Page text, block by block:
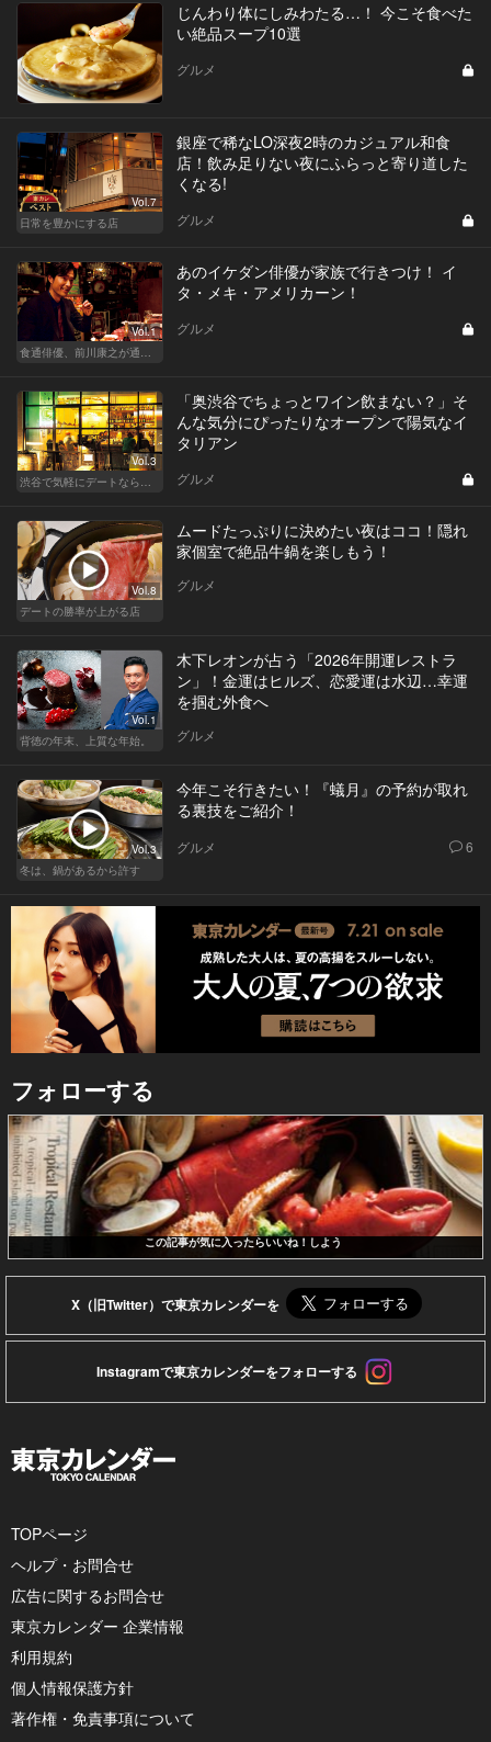
じんわり体にしみわたる…！ 今こそ食べた
い絶品スープ10選
グルメ
Vol.7
日常を豊かにする店
銀座で稀なLO深夜2時のカジュアル和食
店！飲み足りない夜にふらっと寄り道した
くなる!
グルメ
Vol.1
食通俳優、前川康之が通うカジュアルレストラン
あのイケダン俳優が家族で行きつけ！ イ
タ・メキ・アメリカーン！
グルメ
Vol.3
渋谷で気軽にデートならここ！ディナーにおすすめのセンスが良い人気店
「奥渋谷でちょっとワイン飲まない？」そ
んな気分にぴったりなオープンで陽気なイ
タリアン
グルメ
Vol.8
デートの勝率が上がる店
ムードたっぷりに決めたい夜はココ！隠れ
家個室で絶品牛鍋を楽しもう！
グルメ
Vol.1
背徳の年末、上質な年始。
木下レオンが占う「2026年開運レストラ
ン」！金運はヒルズ、恋愛運は水辺…幸運
を掴む外食へ
グルメ
Vol.3
冬は、鍋があるから許す
今年こそ行きたい！『蟻月』の予約が取れ
る裏技をご紹介！
グルメ 6
フォローする
この記事が気に入ったらいいね！しよう
X（旧Twitter）で東京カレンダーを
Instagramで東京カレンダーをフォローする
TOPページ
ヘルプ・お問合せ
広告に関するお問合せ
東京カレンダー 企業情報
利用規約
個人情報保護方針
著作権・免責事項について